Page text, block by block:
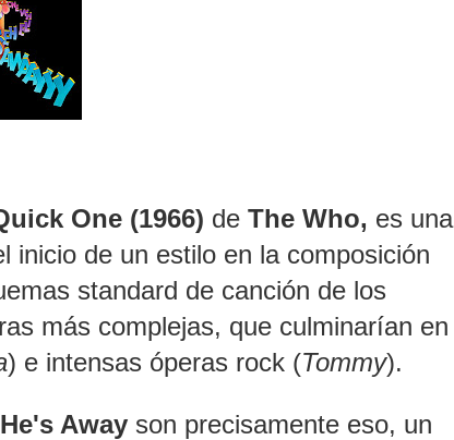
One (1966) de The Who, es una
inicio de un estilo en la composición
standard de canción de los
más complejas, que culminarían en
) e intensas óperas rock (Tommy).
Away son precisamente eso, un